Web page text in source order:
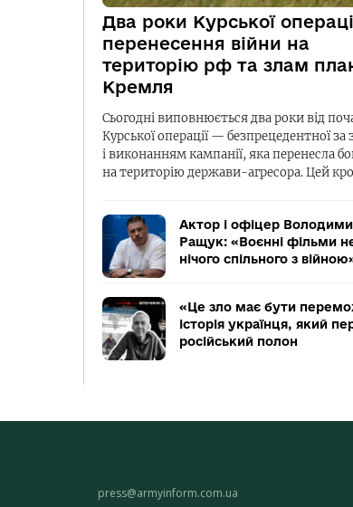
Два роки Курської
перенесення війни на
територію рф та злам
Кремля
Сьогодні виповнюється два роки від
Курської операції — безпрецедентної
і виконанням кампанії, яка перенесла
на територію держави-агресора. Цей
Актор і офіцер
Ращук: «Воєнні фільми
нічого спільного з
«Це зло має бути
історія українця, який
російський полон
press@armyinform.com.ua